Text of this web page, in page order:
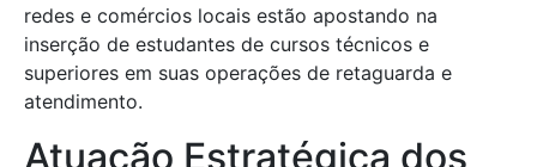
redes e comércios locais estão apostando na
inserção de estudantes de cursos técnicos e
superiores em suas operações de retaguarda e
atendimento.
Atuação Estratégica dos